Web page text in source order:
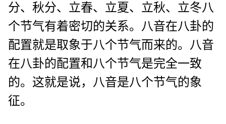
分、秋分、立春、立夏、立秋、立冬八
个节气有着密切的关系。八音在八卦的
配置就是取象于八个节气而来的。八音
在八卦的配置和八个节气是完全一致
的。这就是说，八音是八个节气的象
征。